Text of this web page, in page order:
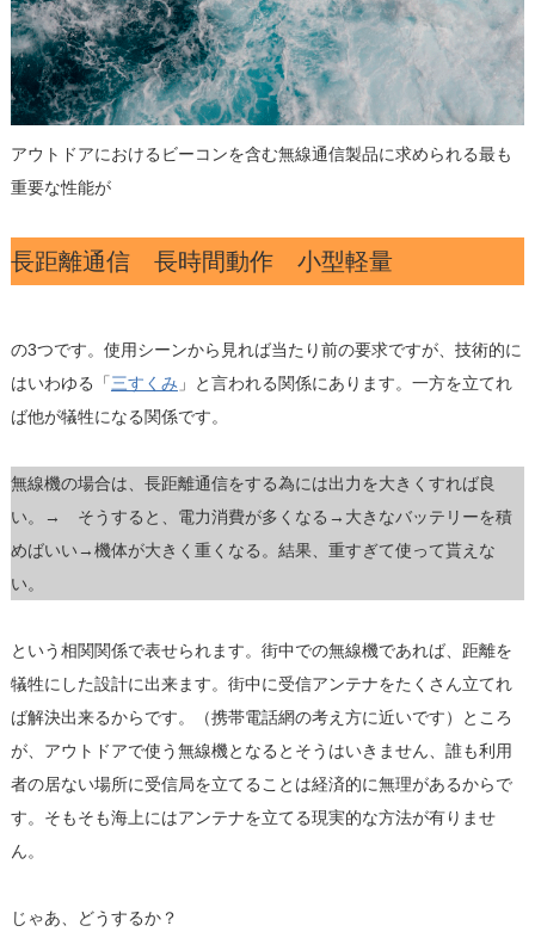
アウトドアにおけるビーコンを含む無線通信製品に求められる最も
重要な性能が
長距離通信 長時間動作 小型軽量
の3つです。使用シーンから見れば当たり前の要求ですが、技術的に
はいわゆる「三すくみ 」と言われる関係にあります。一方を立てれ
ば他が犠牲になる関係です。
無線機の場合は、長距離通信をする為には出力を大きくすれば良
い。→ そうすると、電力消費が多くなる→大きなバッテリーを積
めばいい→機体が大きく重くなる。結果、重すぎて使って貰えな
い。
という相関関係で表せられます。街中での無線機であれば、距離を
犠牲にした設計に出来ます。街中に受信アンテナをたくさん立てれ
ば解決出来るからです。（携帯電話網の考え方に近いです）ところ
が、アウトドアで使う無線機となるとそうはいきません、誰も利用
者の居ない場所に受信局を立てることは経済的に無理があるからで
す。そもそも海上にはアンテナを立てる現実的な方法が有りませ
ん。
じゃあ、どうするか？